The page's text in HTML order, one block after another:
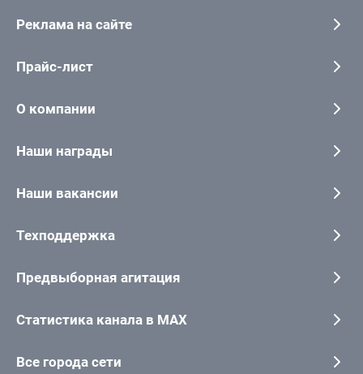
Реклама на сайте
Прайс-лист
О компании
Наши награды
Наши вакансии
Техподдержка
Предвыборная агитация
Статистика канала в MAX
Все города сети